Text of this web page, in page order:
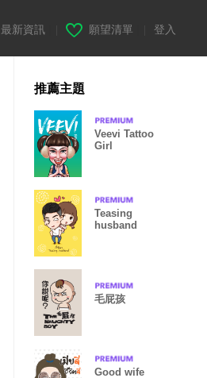
最新資訊 願望清單 登入
推薦主題
Veevi Tattoo
Girl
Teasing
husband
毛屁孩
Good wife